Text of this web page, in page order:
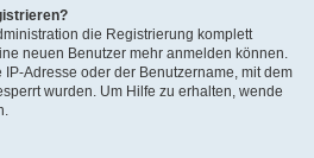
die Registrierung komplett
neuen Benutzer mehr anmelden können.
Adresse oder der Benutzername, mit dem
wurden. Um Hilfe zu erhalten, wende